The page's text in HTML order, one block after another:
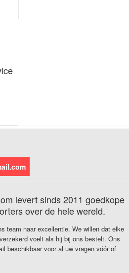
levert sinds 2011 goedkope
over de hele wereld.
team naar excellentie. We willen dat elke
voelt als hij bij ons bestelt. Ons
beschikbaar voor al uw vragen vóór of